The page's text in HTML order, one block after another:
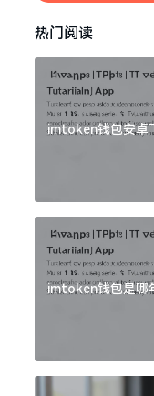
热门阅读
imtoken钱包安卓
imtoken钱包是哪